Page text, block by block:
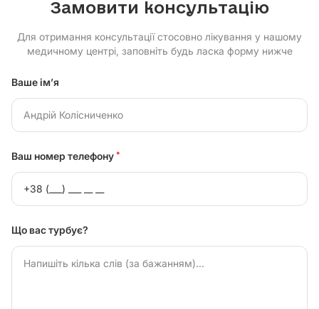
Замовити консультацію
Для отримання консультації стосовно лікування у нашому
медичному центрі, заповніть будь ласка форму нижче
Ваше ім’я
Ваш номер телефону *
Що вас турбує?